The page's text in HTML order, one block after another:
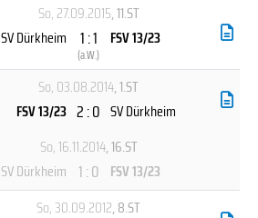
So, 27.09.2015, 11.ST
SV Dürkheim
1 : 1
(a.W.)
FSV 13/23
So, 03.08.2014, 1.ST
FSV 13/23 2 : 0 SV Dürkheim
So, 16.11.2014, 16.ST
SV Dürkheim 1 : 0 FSV 13/23
So, 30.09.2012, 8.ST